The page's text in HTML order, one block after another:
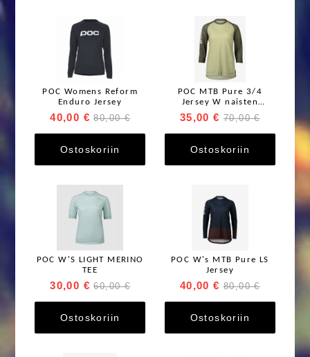
POC Womens Reform
Enduro Jersey
40,00 € 80,00 €
Ostoskoriin
POC MTB Pure 3/4
Jersey W naisten
ajopaita
35,00 € 70,00 €
Ostoskoriin
POC W'S LIGHT MERINO
TEE
30,00 € 60,00 €
Ostoskoriin
POC W's MTB Pure LS
Jersey
40,00 € 80,00 €
Ostoskoriin